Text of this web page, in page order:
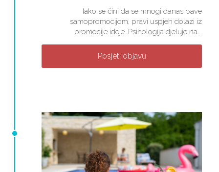
Iako se čini da se mnogi danas bave
samopromocijom, pravi uspjeh dolazi iz
promocije ideje. Psihologija djeluje na...
Posjeti objavu